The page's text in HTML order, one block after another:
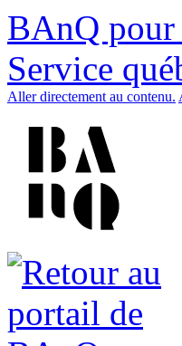
BAnQ pour
Service
Aller directement au contenu.